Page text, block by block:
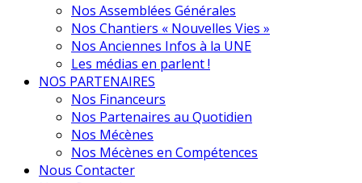
Nos Assemblées Générales
Nos Chantiers « Nouvelles Vies »
Nos Anciennes Infos à la UNE
Les médias en parlent !
NOS PARTENAIRES
Nos Financeurs
Nos Partenaires au Quotidien
Nos Mécènes
Nos Mécènes en Compétences
Nous Contacter